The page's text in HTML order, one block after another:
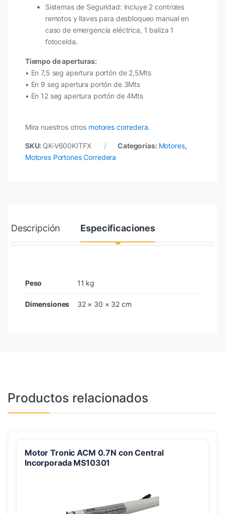
Sistemas de Seguridad: Incluye 2 controles
remotos y llaves para desbloqueo manual en
caso de emergencia eléctrica, 1 baliza 1
fotocelda.
Tiempo de aperturas:
• En 7,5 seg apertura portón de 2,5Mts
• En 9 seg apertura portón de 3Mts
• En 12 seg apertura portón de 4Mts
Mira nuestros otros motores corredera.
SKU: QK-V600KITFX Categorías: Motores,
Motores Portones Corredera
Descripción Especificaciones
Peso 11 kg
Dimensiones 32 × 30 × 32 cm
Productos relacionados
Motor Tronic ACM 0.7N con Central
Incorporada MS10301